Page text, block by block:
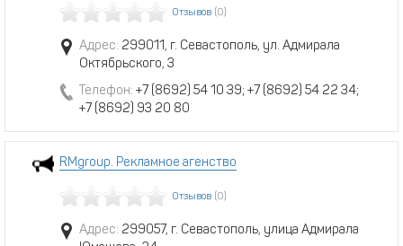
Отзывов (0)
Адрес: 299011, г. Севастополь, ул. Адмирала
Октябрьского, 3
Телефон: +7 (8692) 54 10 39; +7 (8692) 54 22 34;
+7 (8692) 93 20 80
RMgroup. Рекламное агенство
Отзывов (0)
Адрес: 299057, г. Севастополь, улица Адмирала